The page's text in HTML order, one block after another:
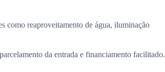
como reaproveitamento de água, iluminação
da entrada e financiamento facilitado.